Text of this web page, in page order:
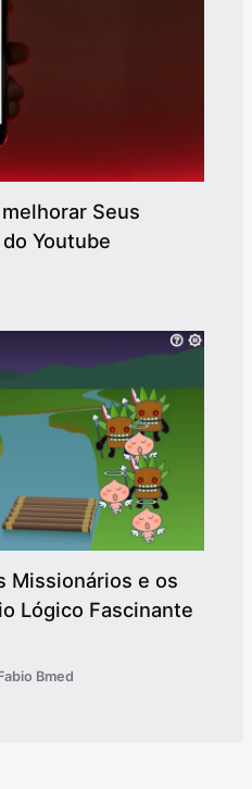
Seus
Youtube
Missionários e os
Lógico Fascinante
Bmed